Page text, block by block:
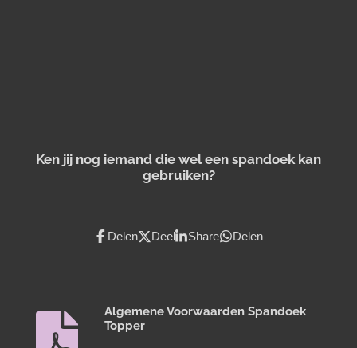
Ken jij nog iemand die wel een spandoek kan
gebruiken?
Delen Deel Share Delen
Algemene Voorwaarden Spandoek
Topper